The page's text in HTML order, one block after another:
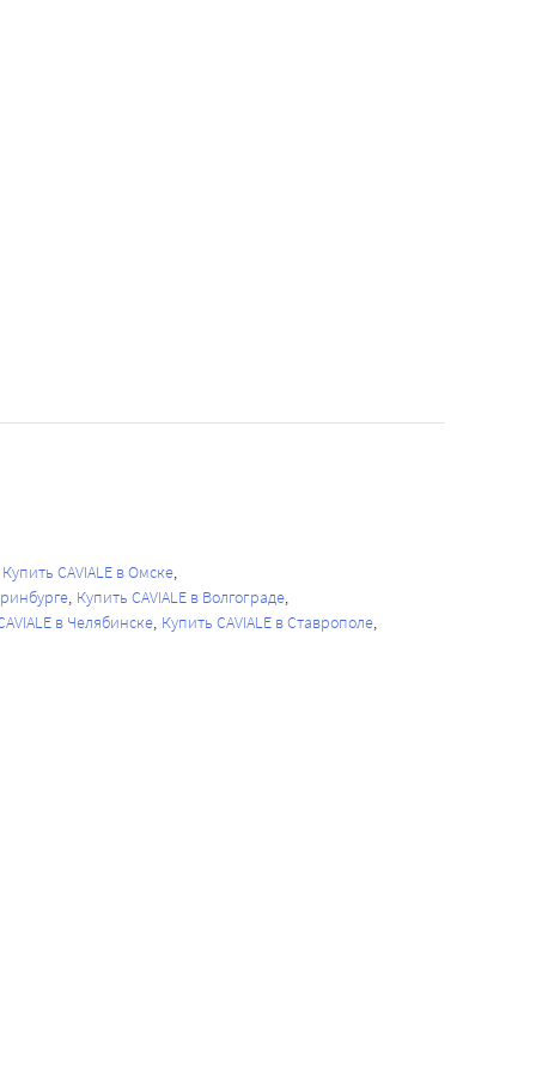
Купить CAVIALE в Омске
Купить CAVIALE в Волгограде
в Челябинске Купить CAVIALE в Ставрополе